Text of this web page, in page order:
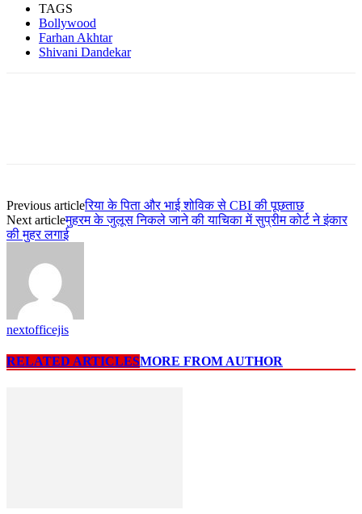
TAGS
Bollywood
Farhan Akhtar
Shivani Dandekar
Previous articleरिया के पिता और भाई शोविक से CBI की पूछताछ
Next articleमुहरम के जुलूस निकले जाने की याचिका में सुप्रीम कोर्ट ने इंकार
की मुहर लगाई
nextofficejis
RELATED ARTICLESMORE FROM AUTHOR